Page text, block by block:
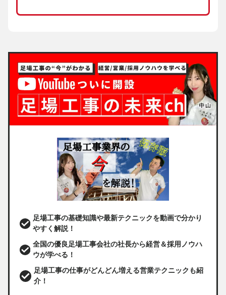
足場工事の基礎知識や最新テクニックを動画で分かり
やすく解説！
全国の優良足場工事会社の社長から経営＆採用ノウハ
ウが学べる！
足場工事の仕事がどんどん増える営業テクニックも紹
介！